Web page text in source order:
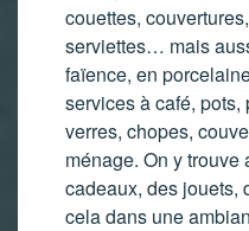
couettes,
serviettes… mais
faïence, en
services à café, pots,
verres, chopes,
ménage. On y
cadeaux, des jouets,
cela dans une